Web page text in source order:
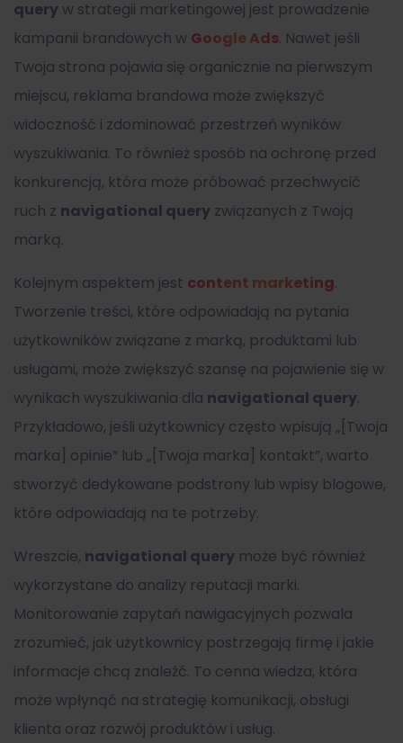
query w strategii marketingowej jest prowadzenie
kampanii brandowych w Google Ads. Nawet jeśli
Twoja strona pojawia się organicznie na pierwszym
miejscu, reklama brandowa może zwiększyć
widoczność i zdominować przestrzeń wyników
wyszukiwania. To również sposób na ochronę przed
konkurencją, która może próbować przechwycić
ruch z navigational query związanych z Twoją
marką.
Kolejnym aspektem jest content marketing.
Tworzenie treści, które odpowiadają na pytania
użytkowników związane z marką, produktami lub
usługami, może zwiększyć szansę na pojawienie się w
wynikach wyszukiwania dla navigational query.
Przykładowo, jeśli użytkownicy często wpisują „[Twoja
marka] opinie” lub „[Twoja marka] kontakt”, warto
stworzyć dedykowane podstrony lub wpisy blogowe,
które odpowiadają na te potrzeby.
Wreszcie, navigational query może być również
wykorzystane do analizy reputacji marki.
Monitorowanie zapytań nawigacyjnych pozwala
zrozumieć, jak użytkownicy postrzegają firmę i jakie
informacje chcą znaleźć. To cenna wiedza, która
może wpłynąć na strategię komunikacji, obsługi
klienta oraz rozwój produktów i usług.